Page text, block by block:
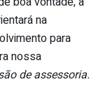
na
para
nossa
de assessoria.